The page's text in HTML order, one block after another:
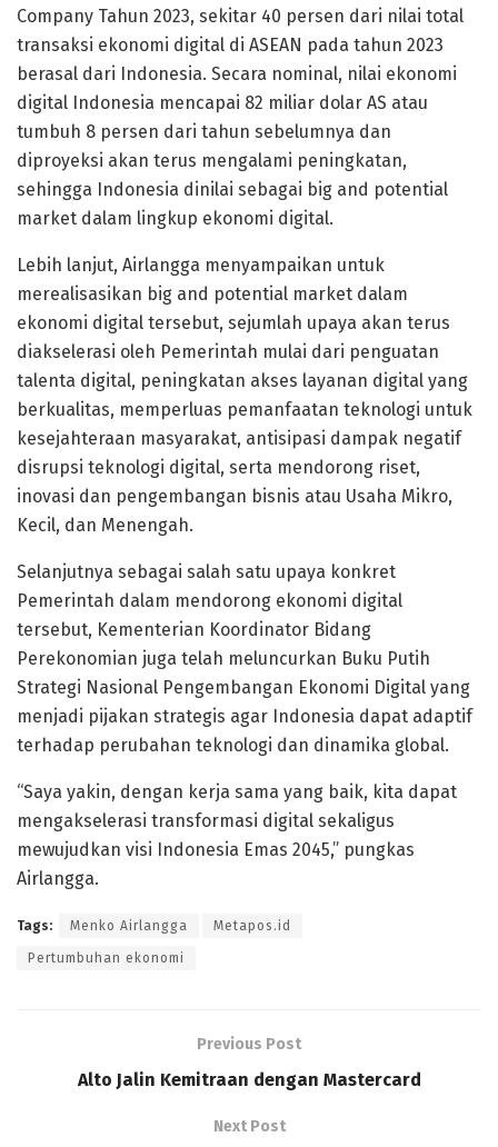
Company Tahun 2023, sekitar 40 persen dari nilai total
transaksi ekonomi digital di ASEAN pada tahun 2023
berasal dari Indonesia. Secara nominal, nilai ekonomi
digital Indonesia mencapai 82 miliar dolar AS atau
tumbuh 8 persen dari tahun sebelumnya dan
diproyeksi akan terus mengalami peningkatan,
sehingga Indonesia dinilai sebagai big and potential
market dalam lingkup ekonomi digital.
Lebih lanjut, Airlangga menyampaikan untuk
merealisasikan big and potential market dalam
ekonomi digital tersebut, sejumlah upaya akan terus
diakselerasi oleh Pemerintah mulai dari penguatan
talenta digital, peningkatan akses layanan digital yang
berkualitas, memperluas pemanfaatan teknologi untuk
kesejahteraan masyarakat, antisipasi dampak negatif
disrupsi teknologi digital, serta mendorong riset,
inovasi dan pengembangan bisnis atau Usaha Mikro,
Kecil, dan Menengah.
Selanjutnya sebagai salah satu upaya konkret
Pemerintah dalam mendorong ekonomi digital
tersebut, Kementerian Koordinator Bidang
Perekonomian juga telah meluncurkan Buku Putih
Strategi Nasional Pengembangan Ekonomi Digital yang
menjadi pijakan strategis agar Indonesia dapat adaptif
terhadap perubahan teknologi dan dinamika global.
“Saya yakin, dengan kerja sama yang baik, kita dapat
mengakselerasi transformasi digital sekaligus
mewujudkan visi Indonesia Emas 2045,” pungkas
Airlangga.
Tags: Menko Airlangga Metapos.id
Pertumbuhan ekonomi
Previous Post
Alto Jalin Kemitraan dengan Mastercard
Next Post